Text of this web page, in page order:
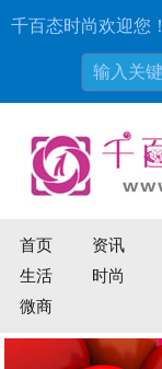
千百态时尚欢迎您！
首页 资讯
生活
时尚
微商